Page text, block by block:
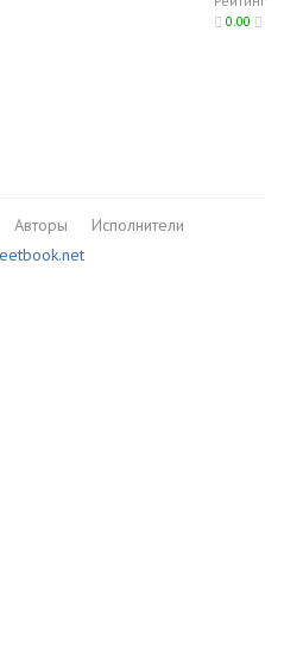
0.00
Авторы
Исполнители